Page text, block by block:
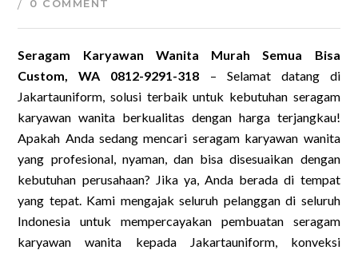
0 COMMENT
Seragam Karyawan Wanita Murah Semua Bisa
Custom, WA 0812-9291-318 – Selamat datang di
Jakartauniform, solusi terbaik untuk kebutuhan seragam
karyawan wanita berkualitas dengan harga terjangkau!
Apakah Anda sedang mencari seragam karyawan wanita
yang profesional, nyaman, dan bisa disesuaikan dengan
kebutuhan perusahaan? Jika ya, Anda berada di tempat
yang tepat. Kami mengajak seluruh pelanggan di seluruh
Indonesia untuk mempercayakan pembuatan seragam
karyawan wanita kepada Jakartauniform, konveksi